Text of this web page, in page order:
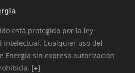
está protegido por la ley
intelectual. Cualquier uso del
Energía sin expresa autorización
[+]